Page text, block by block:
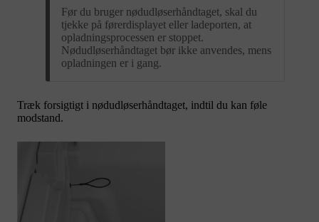
Før du bruger nødudløserhåndtaget, skal du
tjekke på førerdisplayet eller ladeporten, at
opladningsprocessen er stoppet.
Nødudløserhåndtaget bør ikke anvendes, mens
opladningen er i gang.
Træk forsigtigt i nødudløserhåndtaget, indtil du kan føle
modstand.